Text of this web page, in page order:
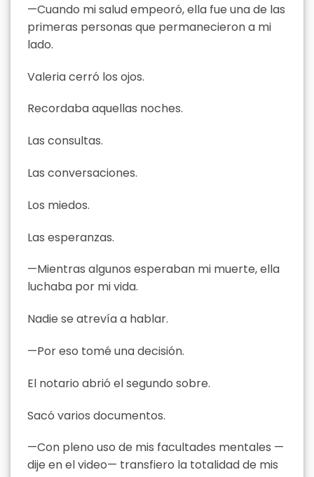
—Cuando mi salud empeoró, ella fue una de las
primeras personas que permanecieron a mi
lado.
Valeria cerró los ojos.
Recordaba aquellas noches.
Las consultas.
Las conversaciones.
Los miedos.
Las esperanzas.
—Mientras algunos esperaban mi muerte, ella
luchaba por mi vida.
Nadie se atrevía a hablar.
—Por eso tomé una decisión.
El notario abrió el segundo sobre.
Sacó varios documentos.
—Con pleno uso de mis facultades mentales —
dije en el video— transfiero la totalidad de mis